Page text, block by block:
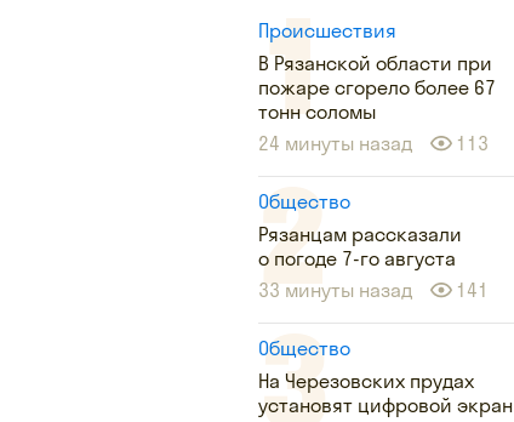
Происшествия
В Рязанской области при
пожаре сгорело более 67
тонн соломы
24 минуты назад
113
Общество
Рязанцам рассказали
о погоде 7-го августа
33 минуты назад
141
Общество
На Черезовских прудах
установят цифровой экран